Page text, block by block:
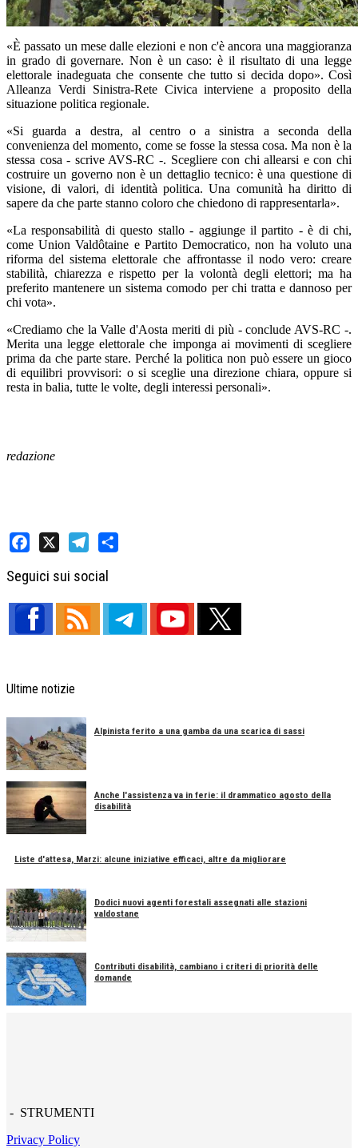
«È passato un mese dalle elezioni e non c'è ancora una maggioranza
in grado di governare. Non è un caso: è il risultato di una legge
elettorale inadeguata che consente che tutto si decida dopo». Così
Alleanza Verdi Sinistra-Rete Civica interviene a proposito della
situazione politica regionale.
«Si guarda a destra, al centro o a sinistra a seconda della
convenienza del momento, come se fosse la stessa cosa. Ma non è la
stessa cosa - scrive AVS-RC -. Scegliere con chi allearsi e con chi
costruire un governo non è un dettaglio tecnico: è una questione di
visione, di valori, di identità politica. Una comunità ha diritto di
sapere da che parte stanno coloro che chiedono di rappresentarla».
«La responsabilità di questo stallo - aggiunge il partito - è di chi,
come Union Valdôtaine e Partito Democratico, non ha voluto una
riforma del sistema elettorale che affrontasse il nodo vero: creare
stabilità, chiarezza e rispetto per la volontà degli elettori; ma ha
preferito mantenere un sistema comodo per chi tratta e dannoso per
chi vota».
«Crediamo che la Valle d'Aosta meriti di più - conclude AVS-RC -.
Merita una legge elettorale che imponga ai movimenti di scegliere
prima da che parte stare. Perché la politica non può essere un gioco
di equilibri provvisori: o si sceglie una direzione chiara, oppure si
resta in balia, tutte le volte, degli interessi personali».
redazione
Seguici sui social
Ultime notizie
Alpinista ferito a una gamba da una scarica di sassi
Anche l'assistenza va in ferie: il drammatico agosto della
disabilità
Liste d'attesa, Marzi: alcune iniziative efficaci, altre da migliorare
Dodici nuovi agenti forestali assegnati alle stazioni
valdostane
Contributi disabilità, cambiano i criteri di priorità delle
domande
- STRUMENTI
Privacy Policy